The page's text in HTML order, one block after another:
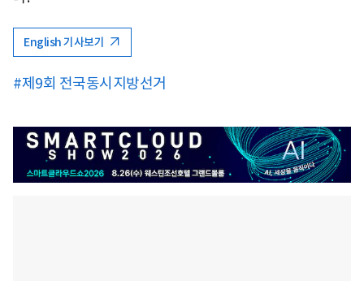
English 기사보기
#제9회 전국동시지방선거